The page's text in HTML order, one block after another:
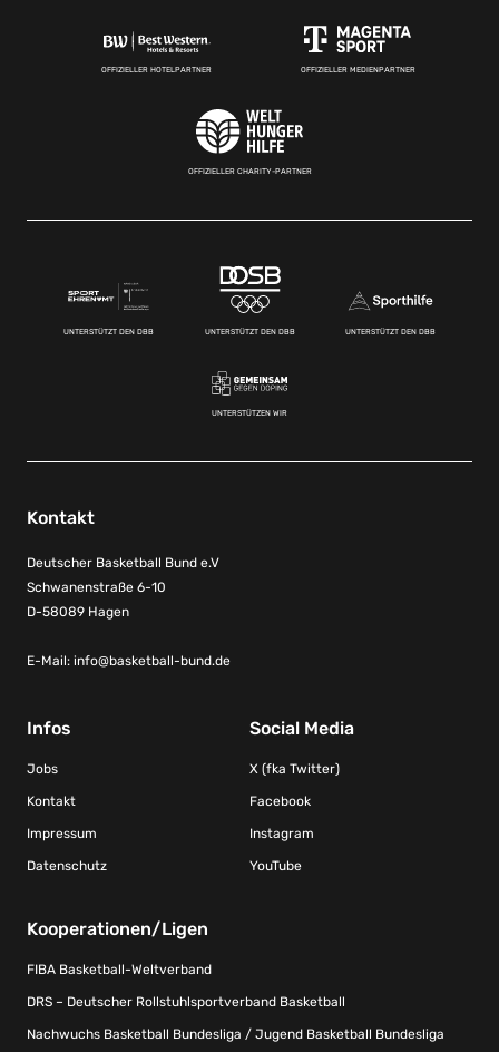
OFFIZIELLER HOTELPARTNER OFFIZIELLER MEDIENPARTNER
OFFIZIELLER CHARITY-PARTNER
UNTERSTÜTZT DEN DBB UNTERSTÜTZT DEN DBB UNTERSTÜTZT DEN DBB
UNTERSTÜTZEN WIR
Kontakt
Deutscher Basketball Bund e.V
Schwanenstraße 6-10
D-58089 Hagen
E-Mail: info@basketball-bund.de
Infos
Jobs
Kontakt
Impressum
Datenschutz
Social Media
X (fka Twitter)
Facebook
Instagram
YouTube
Kooperationen/Ligen
FIBA Basketball-Weltverband
DRS – Deutscher Rollstuhlsportverband Basketball
Nachwuchs Basketball Bundesliga / Jugend Basketball Bundesliga